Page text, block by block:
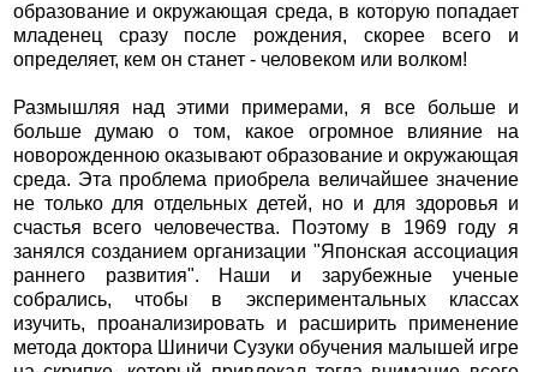
образование и окружающая среда, в которую попадает
младенец сразу после рождения, скорее всего и
определяет, кем он станет - человеком или волком!
Размышляя над этими примерами, я все больше и
больше думаю о том, какое огромное влияние на
новорожденною оказывают образование и окружающая
среда. Эта проблема приобрела величайшее значение
не только для отдельных детей, но и для здоровья и
счастья всего человечества. Поэтому в 1969 году я
занялся созданием организации "Японская ассоциация
раннего развития". Наши и зарубежные ученые
собрались, чтобы в экспериментальных классах
изучить, проанализировать и расширить применение
метода доктора Шиничи Сузуки обучения малышей игре